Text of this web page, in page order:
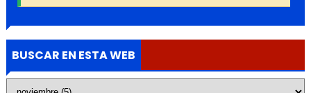
BUSCAR EN ESTA WEB